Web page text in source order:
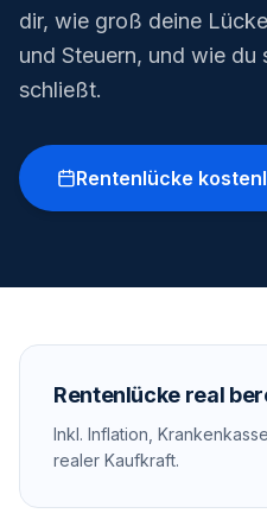
dir, wie groß deine
und Steuern, und wie du
schließt.
Rentenlücke
Rentenlücke real
Inkl. Inflation,
realer Kaufkraft.